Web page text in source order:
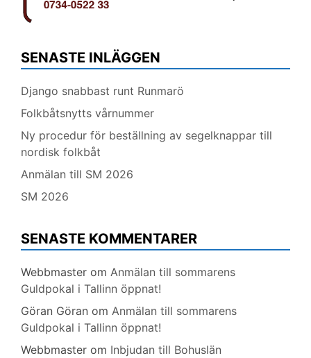
SENASTE INLÄGGEN
Django snabbast runt Runmarö
Folkbåtsnytts vårnummer
Ny procedur för beställning av segelknappar till
nordisk folkbåt
Anmälan till SM 2026
SM 2026
SENASTE KOMMENTARER
Webbmaster om Anmälan till sommarens
Guldpokal i Tallinn öppnat!
Göran Göran om Anmälan till sommarens
Guldpokal i Tallinn öppnat!
Webbmaster om Inbjudan till Bohuslän